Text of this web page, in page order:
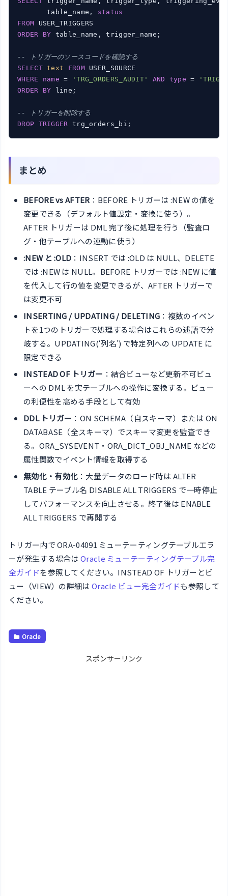
       table_name,
status
FROM
ORDER
BY table_name, trigger_name;
-- トリガーのソースコードを確認する
SELECT text FROM
WHERE
name = 'TRG_ORDERS_AUDIT' AND type =
ORDER
BY line;
-- トリガーを削除する
DROP TRIGGER
まとめ
BEFORE vs AFTER ：BEFORE トリガーは :NEW の値を
変更できる（デフォルト値設定・変換に使う）。
AFTER トリガーは DML 完了後に処理を行う（監査ロ
グ・他テーブルへの連動に使う）
:NEW と :OLD ：INSERT では :OLD は NULL、DELETE
では :NEW は NULL。BEFORE トリガーでは :NEW に値
を代入して行の値を変更できるが、AFTER トリガーで
は変更不可
INSERTING / UPDATING / DELETING ：複数のイベン
トを1つのトリガーで処理する場合はこれらの述語で分
岐する。UPDATING(‘列名’) で特定列への UPDATE に
限定できる
INSTEAD OF トリガー ：結合ビューなど更新不可ビュ
ーへの DML を実テーブルへの操作に変換する。ビュー
の利便性を高める手段として有効
DDL トリガー ：ON SCHEMA（自スキーマ）または ON
DATABASE（全スキーマ）でスキーマ変更を監査でき
る。ORA_SYSEVENT・ORA_DICT_OBJ_NAME などの
属性関数でイベント情報を取得する
無効化・有効化 ：大量データのロード時は ALTER
TABLE テーブル名 DISABLE ALL TRIGGERS で一時停止
してパフォーマンスを向上させる。終了後は ENABLE
ALL TRIGGERS で再開する
トリガー内で ORA-04091 ミューテーティングテーブルエラ
ーが発生する場合は Oracle ミューテーティングテーブル完
全ガイドを参照してください。INSTEAD OF トリガーとビ
ュー（VIEW）の詳細は Oracle ビュー完全ガイドも参照して
ください。
Oracle
スポンサーリンク